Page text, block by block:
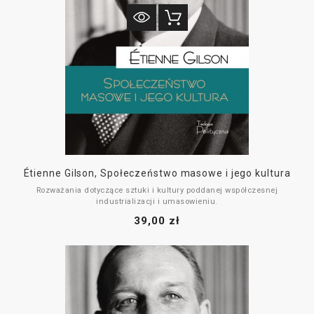
Étienne Gilson, Społeczeństwo masowe i jego kultura
Rozważania dotyczące sztuki i kultury poddanej współczesnej
industrializacji i umasowieniu.
Społeczeństwo masowe i jego kulturato zbiór esejów, które Étienne Gilson
zagadnienie, które go interesowało, wiązało się z relacją sztuki, a szerzej
kultury z procesami industrializacji, zmieniającymi oblicza społeczeństw
lat sześćdziesiątych na Zachodzie.
W zbiorze tym autor zastanawia się na ile technika, automatyzacja i ich
masowe upowszechnienie może służyć sztuce, pięknu i kulturze, a na ile
staje się zagrożeniem i pułapką. W tym kontekście w szeregu esejów
39,00 zł